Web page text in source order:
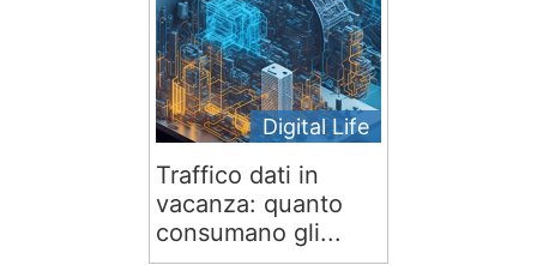
Digital Life
Traffico dati in
vacanza: quanto
consumano gli...